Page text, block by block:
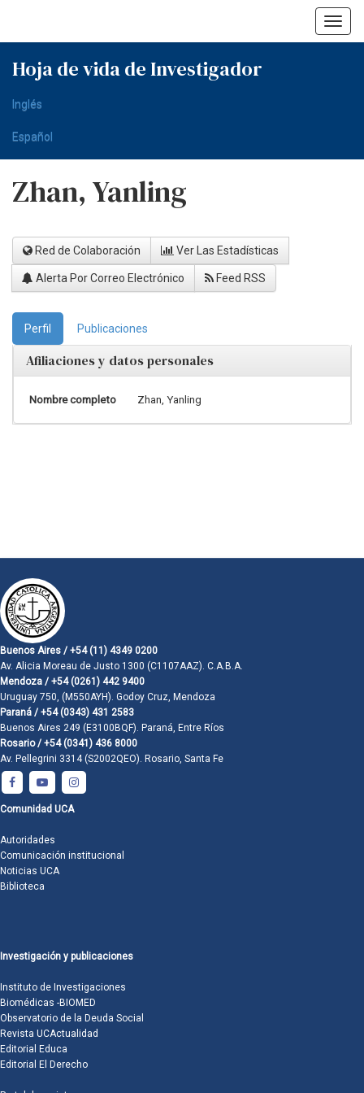
Hoja de vida de Investigador
Inglés
Español
Zhan, Yanling
Red de Colaboración Ver Las Estadísticas
Alerta Por Correo Electrónico Feed RSS
Perfil Publicaciones
Afiliaciones y datos personales
Nombre completo Zhan, Yanling
Buenos Aires / +54 (11) 4349 0200
Av. Alicia Moreau de Justo 1300 (C1107AAZ). C.A.B.A.
Mendoza / +54 (0261) 442 9400
Uruguay 750, (M550AYH). Godoy Cruz, Mendoza
Paraná / +54 (0343) 431 2583
Buenos Aires 249 (E3100BQF). Paraná, Entre Ríos
Rosario / +54 (0341) 436 8000
Av. Pellegrini 3314 (S2002QEO). Rosario, Santa Fe
Comunidad UCA
Autoridades
Comunicación institucional
Noticias UCA
Biblioteca
Investigación y publicaciones
Instituto de Investigaciones
Biomédicas -BIOMED
Observatorio de la Deuda Social
Revista UCActualidad
Editorial Educa
Editorial El Derecho